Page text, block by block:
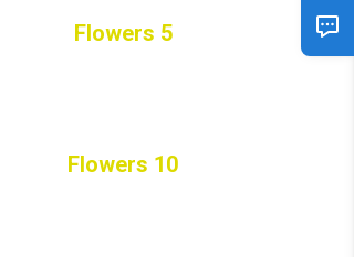
Flowers 5
Flowers 10